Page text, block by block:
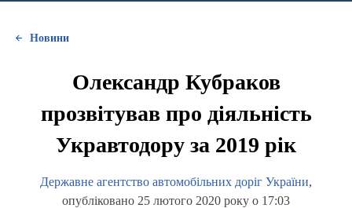
Новини
Олександр Кубраков
прозвітував про діяльність
Укравтодору за 2019 рік
Державне агентство автомобільних доріг України,
опубліковано 25 лютого 2020 року о 17:03